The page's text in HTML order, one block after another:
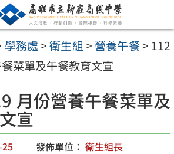
學務處>衛生組 > 營養午餐> 112
菜單及午餐教育文宣
月份營養午餐菜單及
宣
發佈單位： 衛生組長